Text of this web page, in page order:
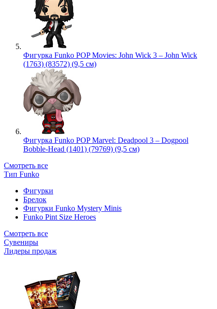
Фигурка Funko POP Movies: John Wick 3 – John Wick
(1763) (83572) (9,5 см)
Фигурка Funko POP Marvel: Deadpool 3 – Dogpool
Bobble-Head (1401) (79769) (9,5 см)
Смотреть все
Тип Funko
Фигурки
Брелок
Фигурки Funko Mystery Minis
Funko Pint Size Heroes
Смотреть все
Сувениры
Лидеры продаж